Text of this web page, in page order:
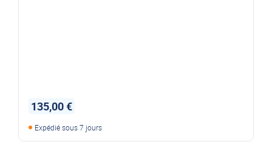
135,00 €
Expédié sous 7 jours